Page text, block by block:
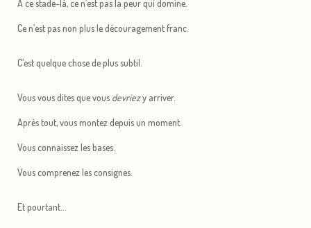
À ce stade-là, ce n’est pas la peur qui domine.
Ce n’est pas non plus le découragement franc.
C’est quelque chose de plus subtil.
Vous vous dites que vous devriezy arriver.
Après tout, vous montez depuis un moment.
Vous connaissez les bases.
Vous comprenez les consignes.
Et pourtant…